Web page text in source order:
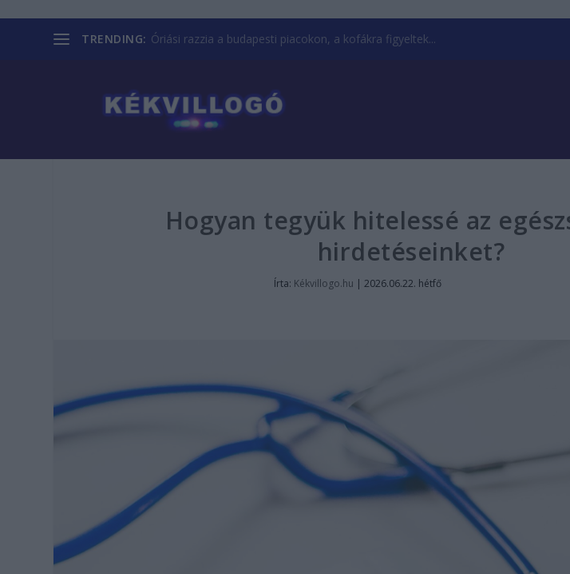
TRENDING: Óriási razzia a budapesti piacokon, a kofákra figyeltek...
Hogyan tegyük hitelessé az
hirdetéseinket?
Írta: Kékvillogo.hu |2026.06.22. hétfő